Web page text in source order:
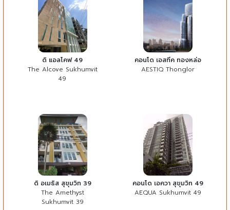
ดิ แอลโคฟ 49
The Alcove Sukhumvit
49
คอนโด เอสทีค ทองหล่อ
AESTIQ Thonglor
ดิ อเมธิส สุขุมวิท 39
The Amethyst
Sukhumvit 39
คอนโด เอควา สุขุมวิท 49
AEQUA Sukhumvit 49